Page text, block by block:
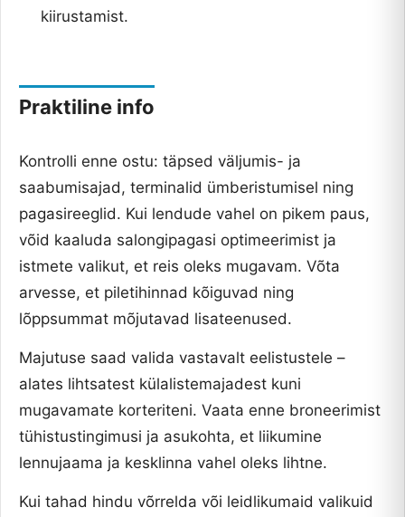
kiirustamist.
Praktiline info
Kontrolli enne ostu: täpsed väljumis- ja
saabumisajad, terminalid ümberistumisel ning
pagasireeglid. Kui lendude vahel on pikem paus,
võid kaaluda salongipagasi optimeerimist ja
istmete valikut, et reis oleks mugavam. Võta
arvesse, et piletihinnad kõiguvad ning
lõppsummat mõjutavad lisateenused.
Majutuse saad valida vastavalt eelistustele –
alates lihtsatest külalistemajadest kuni
mugavamate korteriteni. Vaata enne broneerimist
tühistustingimusi ja asukohta, et liikumine
lennujaama ja kesklinna vahel oleks lihtne.
Kui tahad hindu võrrelda või leidlikumaid valikuid